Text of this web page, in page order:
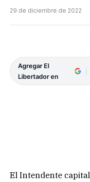
29 de diciembre de 2022
Agregar El
Libertador en
El Intendente